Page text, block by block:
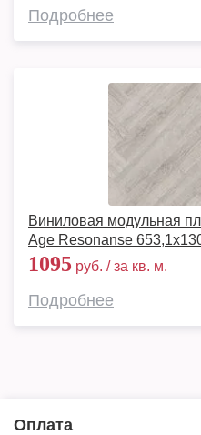
Подробнее
Виниловая модульная
Age Resonanse
1095 руб. / за кв. м.
Подробнее
Оплата